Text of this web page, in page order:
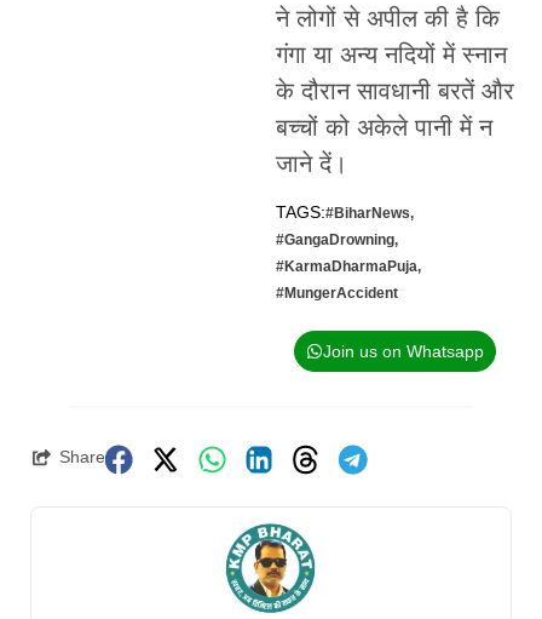
ने लोगों से अपील की है कि
गंगा या अन्य नदियों में स्नान
के दौरान सावधानी बरतें और
बच्चों को अकेले पानी में न
जाने दें।
TAGS:#BiharNews,
#GangaDrowning,
#KarmaDharmaPuja,
#MungerAccident
Join us on Whatsapp
Share